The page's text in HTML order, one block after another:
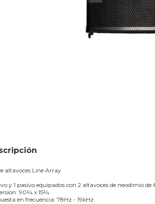
altavoces Line Array
y 1 pasivo equipados con 2 altavoces de neodimio de
90¼ x 15¼
en frecuencia: 78Hz - 19kHz